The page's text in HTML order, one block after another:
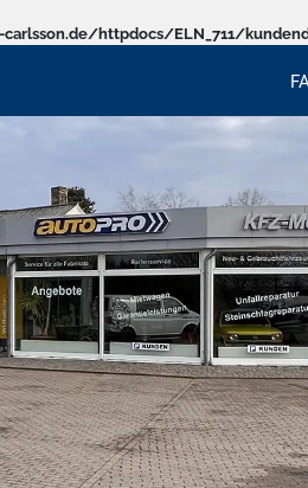
httpdocs/ELN_711/